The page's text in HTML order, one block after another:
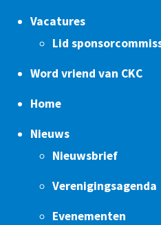
Vacatures
Lid
Word vriend van CKC
Home
Nieuws
Nieuwsbrief
Verenigingsagenda
Evenementen